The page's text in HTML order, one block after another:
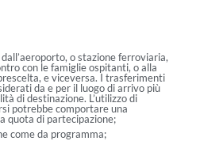
o stazione ferroviaria,
con le famiglie ospitanti, o alla
e viceversa. I trasferimenti
da e per il luogo di arrivo più
di destinazione. L’utilizzo di
potrebbe comportare una
quota di partecipazione;
come da programma;